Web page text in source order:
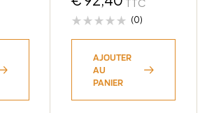
(0)
AJOUTER
AU
PANIER